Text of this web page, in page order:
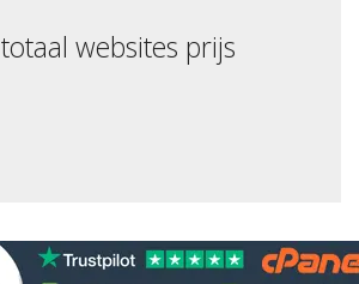
totaal websites prijs